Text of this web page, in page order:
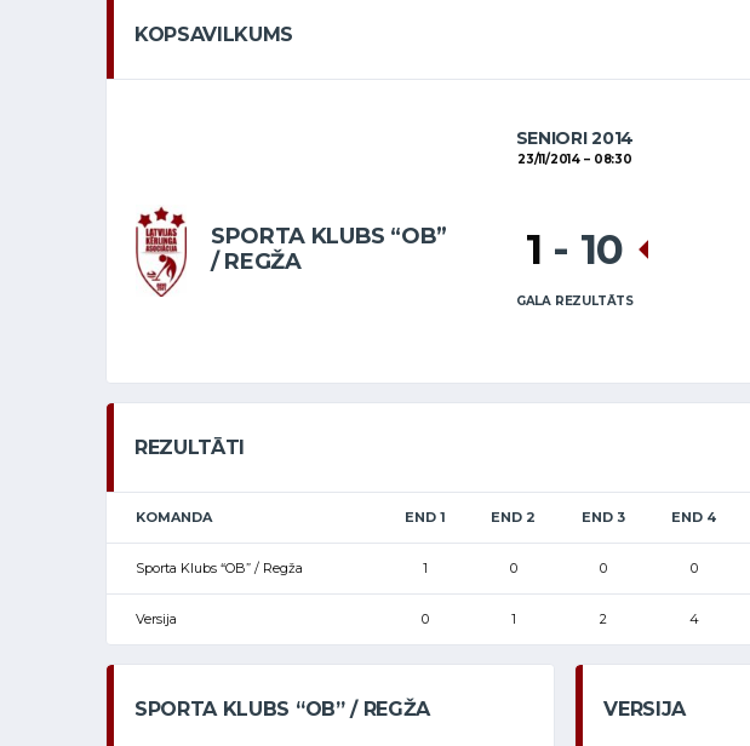
KOPSAVILKUMS
SENIORI 2014
23/11/2014 08:30
SPORTA KLUBS “OB”
/ REGŽA
1 - 10
GALA REZULTĀTS
REZULTĀTI
KOMANDA END 1 END 2 END 3 END 4
Sporta Klubs “OB” / Regža 1 0 0 0
Versija 0 1 2 4
SPORTA KLUBS “OB” / REGŽA VERSIJA